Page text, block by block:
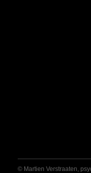
© Martien Verstraaten,